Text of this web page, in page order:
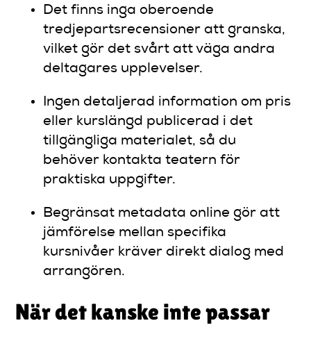
Det finns inga oberoende
tredjepartsrecensioner att granska,
vilket gör det svårt att väga andra
deltagares upplevelser.
Ingen detaljerad information om pris
eller kurslängd publicerad i det
tillgängliga materialet, så du
behöver kontakta teatern för
praktiska uppgifter.
Begränsat metadata online gör att
jämförelse mellan specifika
kursnivåer kräver direkt dialog med
arrangören.
När det kanske inte passar